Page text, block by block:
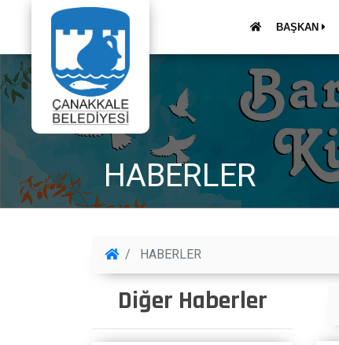
BAŞKAN
HABERLER
HABERLER
Diğer Haberler